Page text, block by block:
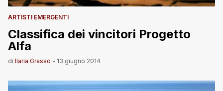
ARTISTI EMERGENTI
Classifica dei vincitori Progetto
Alfa
di Ilaria Grasso - 13 giugno 2014